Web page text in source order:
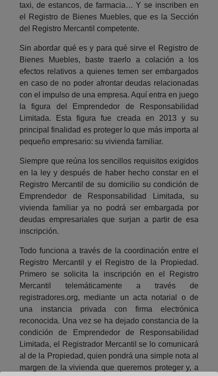
taxi, de estancos, de farmacia… Y se inscriben en
el Registro de Bienes Muebles, que es la Sección
del Registro Mercantil competente.
Sin abordar qué es y para qué sirve el Registro de
Bienes Muebles, baste traerlo a colación a los
efectos relativos a quienes temen ser embargados
en caso de no poder afrontar deudas relacionadas
con el impulso de una empresa. Aquí entra en juego
la figura del Emprendedor de Responsabilidad
Limitada. Esta figura fue creada en 2013 y su
principal finalidad es proteger lo que más importa al
pequeño empresario: su vivienda familiar.
Siempre que reúna los sencillos requisitos exigidos
en la ley y después de haber hecho constar en el
Registro Mercantil de su domicilio su condición de
Emprendedor de Responsabilidad Limitada, su
vivienda familiar ya no podrá ser embargada por
deudas empresariales que surjan a partir de esa
inscripción.
Todo funciona a través de la coordinación entre el
Registro Mercantil y el Registro de la Propiedad.
Primero se solicita la inscripción en el Registro
Mercantil telemáticamente a través de
registradores.org, mediante un acta notarial o de
una instancia privada con firma electrónica
reconocida. Una vez se ha dejado constancia de la
condición de Emprendedor de Responsabilidad
Limitada, el Registrador Mercantil se lo comunicará
al de la Propiedad, quien pondrá una simple nota al
margen de la vivienda que queremos proteger y, a